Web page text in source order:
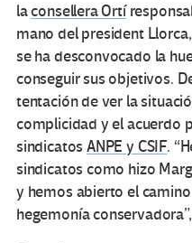
laconsellera Ortí
mano del president
se ha desconvocado la
conseguir sus objetivos.
tentación de ver la
complicidad y el acuerdo
sindicatosANPE y CSIF.
sindicatos como hizo
y hemos abierto el
hegemonía